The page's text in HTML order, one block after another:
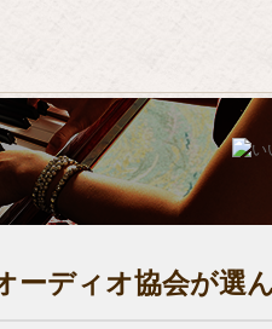
ーディオ協会が選